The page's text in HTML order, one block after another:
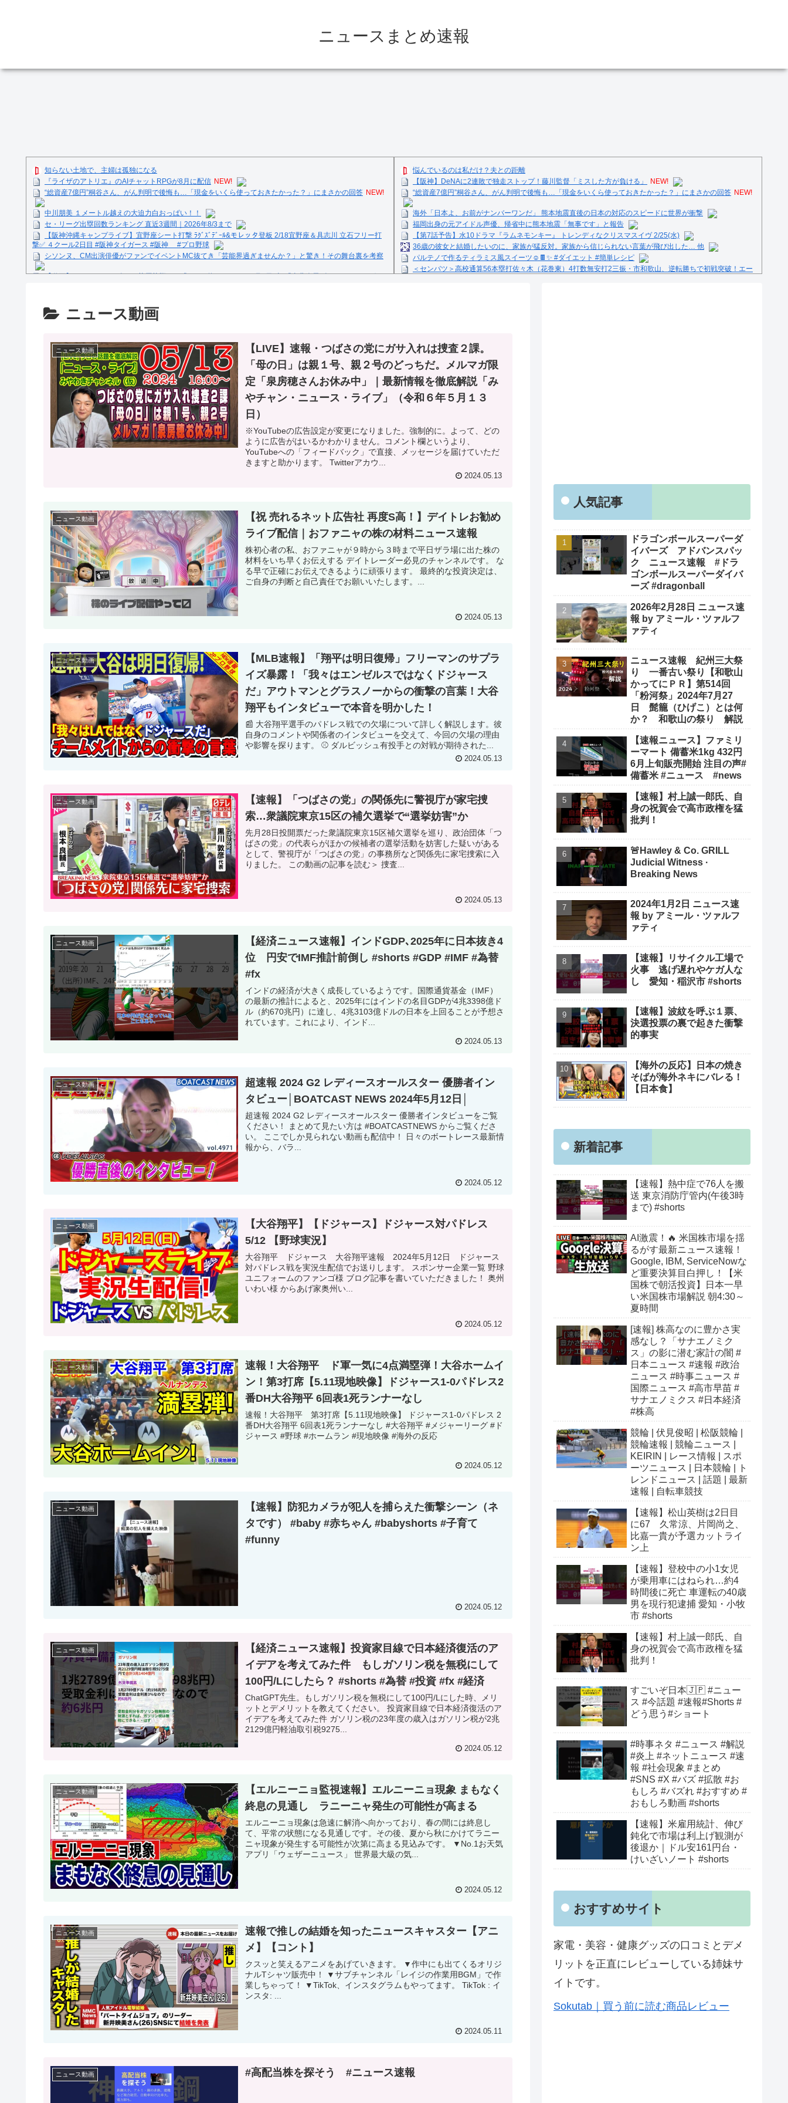
ニュースまとめ速報
知らない土地で、主婦は孤独になる
『ライザのアトリエ』のAIチャットRPGが8月に配信 NEW!
“総資産7億円”桐谷さん、がん判明で後悔も…「現金をいくら使っておきたかった？」にまさかの回答 NEW!
中川朋美 １メートル越えの大迫力白おっぱい！！
セ・リーグ出塁回数ランキング 直近3週間｜2026年8/3まで
【阪神沖縄キャンプライブ】宜野座シート打撃 ﾗｸﾞｽﾞﾃﾞｰﾙ&モレッタ登板 2/18宜野座＆具志川 立石フリー打
撃✅ ４クール2日目 #阪神タイガース #阪神 #プロ野球
シソンヌ、CM出演俳優がファンでイベントMC抜てき「芸能界過ぎませんか？」と驚き！その舞台裏を考察
【動画】セレモニアルピッチ 菅原茉椰さん「とても悔しいです」7月1日(火)「東北楽天ゴールデンイーグル
【文春砲】松山千春のあの曲が……参院選自民候補の応援で公選法違反の疑い
悩んでいるのは私だけ？夫との距離
【阪神】DeNAに2連敗で独走ストップ！藤川監督「ミスした方が負ける」
NEW!
“総資産7億円”桐谷さん、がん判明で後悔も…「現金をいくら使っておきたかった？」にまさかの回答 NEW!
海外「日本よ、お前がナンバーワンだ」 熊本地震直後の日本の対応のスピードに世界が衝撃
福岡出身の元アイドル声優、帰省中に熊本地震「無事です」と報告
【第7話予告】水10ドラマ『ラムネモンキー』 トレンディなクリスマスイヴ 2/25(水)
36歳の彼女と結婚したいのに、家族が猛反対。家族から信じられない言葉が飛び出した… 他
パルテノで作るティラミス風スイーツ☺️🍫✨ #ダイエット #簡単レシピ
＜センバツ＞高校通算56本塁打佐々木（花巻東）4打数無安打2三振・市和歌山、逆転勝ちで初戦突破！エー
ニュース動画
ニュース動画
【LIVE】速報・つばさの党にガサ入れは捜査２課。
「母の日」は親１号、親２号のどっちだ。メルマガ限
定「泉房穂さんお休み中」｜最新情報を徹底解説「み
やチャン・ニュース・ライブ」（令和６年５月１３
日）
※YouTubeの広告設定が変更になりました。強制的に。よって、どの
ように広告がはいるかわかりません。コメント欄というより、
YouTubeへの「フィードバック」で直接、メッセージを届けていただ
きますと助かります。 Twitterアカウ...
2024.05.13
ニュース動画
【祝 売れるネット広告社 再度S高！】デイトレお勧め
ライブ配信｜おファニャの株の材料ニュース速報
株初心者の私、おファニャが９時から３時まで平日ザラ場に出た株の
材料をいち早くお伝えする デイトレーダー必見のチャンネルです。 な
る早で正確にお伝えできるように頑張ります。 最終的な投資決定は、
ご自身の判断と自己責任でお願いいたします。...
2024.05.13
ニュース動画
【MLB速報】「翔平は明日復帰」フリーマンのサプラ
イズ暴露！「我々はエンゼルスではなくドジャース
だ」アウトマンとグラスノーからの衝撃の言葉！大谷
翔平もインタビューで本音を明かした！
📰 大谷翔平選手のパドレス戦での欠場について詳しく解説します。彼
自身のコメントや関係者のインタビューを交えて、今回の欠場の理由
や影響を探ります。 ⚾️ ダルビッシュ有投手との対戦が期待された...
2024.05.13
ニュース動画
【速報】「つばさの党」の関係先に警視庁が家宅捜
索…衆議院東京15区の補欠選挙で“選挙妨害”か
先月28日投開票だった衆議院東京15区補欠選挙を巡り、政治団体「つ
ばさの党」の代表らがほかの候補者の選挙活動を妨害した疑いがある
として、警視庁が「つばさの党」の事務所など関係先に家宅捜索に入
りました。 この動画の記事を読む＞ 捜査...
2024.05.13
ニュース動画
【経済ニュース速報】インドGDP､2025年に日本抜き4
位 円安でIMF推計前倒し #shorts #GDP #IMF #為替
#fx
インドの経済が大きく成長しているようです。国際通貨基金（IMF）
の最新の推計によると、2025年にはインドの名目GDPが4兆3398億ド
ル（約670兆円）に達し、4兆3103億ドルの日本を上回ることが予想さ
れています。これにより、インド...
2024.05.13
ニュース動画
超速報 2024 G2 レディースオールスター 優勝者イン
タビュー│BOATCAST NEWS 2024年5月12日│
超速報 2024 G2 レディースオールスター 優勝者インタビューをご覧
ください！ まとめて見たい方は #BOATCASTNEWS からご覧くださ
い。 ここでしか見られない動画も配信中！ 日々のボートレース最新情
報から、バラ...
2024.05.12
ニュース動画
【大谷翔平】【ドジャース】ドジャース対パドレス
5/12 【野球実況】
大谷翔平 ドジャース 大谷翔平速報 2024年5月12日 ドジャース
対パドレス戦を実況生配信でお送りします。 スポンサー企業一覧 野球
ユニフォームのファンゴ様 ブログ記事を書いていただきました！ 奥州
いわい様 からあげ家奥州い...
2024.05.12
ニュース動画
速報！大谷翔平 ド軍一気に4点満塁弾！大谷ホームイ
ン！第3打席【5.11現地映像】ドジャース1-0パドレス2
番DH大谷翔平 6回表1死ランナーなし
速報！大谷翔平 第3打席【5.11現地映像】 ドジャース1-0パドレス 2
番DH大谷翔平 6回表1死ランナーなし #大谷翔平 #メジャーリーグ #ド
ジャース #野球 #ホームラン #現地映像 #海外の反応
2024.05.12
ニュース動画
【速報】防犯カメラが犯人を捕らえた衝撃シーン（ネ
タです） #baby #赤ちゃん #babyshorts #子育て
#funny
2024.05.12
ニュース動画
【経済ニュース速報】投資家目線で日本経済復活のア
イデアを考えてみた件 もしガソリン税を無税にして
100円/Lにしたら？ #shorts #為替 #投資 #fx #経済
ChatGPT先生。もしガソリン税を無税にして100円/Lにした時、メリ
ットとデメリットを教えてください。 投資家目線で日本経済復活のア
イデアを考えてみた件 ガソリン税の23年度の歳入はガソリン税が2兆
2129億円軽油取引税9275...
2024.05.12
ニュース動画
【エルニーニョ監視速報】エルニーニョ現象 まもなく
終息の見通し ラニーニャ発生の可能性が高まる
エルニーニョ現象は急速に解消へ向かっており、春の間には終息し
て、平常の状態になる見通しです。その後、夏から秋にかけてラニー
ニャ現象が発生する可能性が次第に高まる見込みです。 ▼No.1お天気
アプリ「ウェザーニュース」 世界最大級の気...
2024.05.12
ニュース動画
速報で推しの結婚を知ったニュースキャスター【アニ
メ】【コント】
クスッと笑えるアニメをあげていきます。 ▼作中にも出てくるオリジ
ナルTシャツ販売中！ ▼サブチャンネル「レイジの作業用BGM」で作
業しちゃって！ ▼TikTok、インスタグラムもやってます。 TikTok : イ
ンスタ: ...
2024.05.11
ニュース動画 #高配当株を探そう #ニュース速報
人気記事
ドラゴンボールスーパーダ
イバーズ アドバンスパッ
ク ニュース速報 #ドラ
ゴンボールスーパーダイバ
ーズ #dragonball
2026年2月28日 ニュース速
報 by アミール・ツァルフ
ァティ
ニュース速報 紀州三大祭
り 一番古い祭り【和歌山
かってにＰＲ】第514回
「粉河祭」2024年7月27
日 髭籠（ひげこ）とは何
か？ 和歌山の祭り 解説
【速報ニュース】ファミリ
ーマート 備蓄米1kg 432円
6月上旬販売開始 注目の声#
備蓄米 #ニュース #news
【速報】村上誠一郎氏、自
身の祝賀会で高市政権を猛
批判！
🚨Hawley & Co. GRILL
Judicial Witness ·
Breaking News
2024年1月2日 ニュース速
報 by アミール・ツァルフ
ァティ
【速報】リサイクル工場で
火事 逃げ遅れやケガ人な
し 愛知・稲沢市 #shorts
【速報】波紋を呼ぶ１票、
決選投票の裏で起きた衝撃
的事実
【海外の反応】日本の焼き
そばが海外ネキにバレる！
【日本食】
新着記事
【速報】熱中症で76人を搬
送 東京消防庁管内(午後3時
まで) #shorts
AI激震！🔥 米国株市場を揺
るがす最新ニュース速報！
Google, IBM, ServiceNowな
ど重要決算目白押し！【米
国株で朝活投資】日本一早
い米国株市場解説 朝4:30～
夏時間
[速報] 株高なのに豊かさ実
感なし？「サナエノミク
ス」の影に潜む家計の闇 #
日本ニュース #速報 #政治
ニュース #時事ニュース #
国際ニュース #高市早苗 #
サナエノミクス #日本経済
#株高
競輪 | 伏見俊昭 | 松阪競輪 |
競輪速報 | 競輪ニュース |
KEIRIN | レース情報 | スポ
ーツニュース | 日本競輪 | ト
レンドニュース | 話題 | 最新
速報 | 自転車競技
【速報】松山英樹は2日目
に67 久常涼、片岡尚之、
比嘉一貴が予選カットライ
ン上
【速報】登校中の小1女児
が乗用車にはねられ…約4
時間後に死亡 車運転の40歳
男を現行犯逮捕 愛知・小牧
市 #shorts
【速報】村上誠一郎氏、自
身の祝賀会で高市政権を猛
批判！
すごいぞ日本🇯🇵 #ニュー
ス #今話題 #速報#Shorts #
どう思う#ショート
#時事ネタ #ニュース #解説
#炎上 #ネットニュース #速
報 #社会現象 #まとめ
#SNS #X #バズ #拡散 #お
もしろ #バズれ #おすすめ #
おもしろ動画 #shorts
【速報】米雇用統計、伸び
鈍化で市場は利上げ観測が
後退か｜ドル安161円台・
けいざいノート #shorts
おすすめサイト
家電・美容・健康グッズの口コミとデメ
リットを正直にレビューしている姉妹サ
イトです。
Sokutab｜買う前に読む商品レビュー